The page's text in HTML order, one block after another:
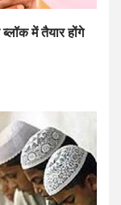
में तैयार होंगे